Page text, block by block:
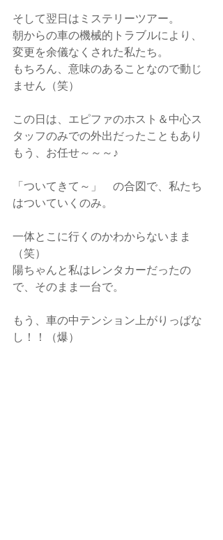
そして翌日はミステリーツアー。
朝からの車の機械的トラブルにより、
変更を余儀なくされた私たち。
もちろん、意味のあることなので動じ
ません（笑）
この日は、エピファのホスト＆中心ス
タッフのみでの外出だったこともあり
もう、お任せ～～～♪
「ついてきて～」　の合図で、私たち
はついていくのみ。
一体とこに行くのかわからないまま
（笑）
陽ちゃんと私はレンタカーだったの
で、そのまま一台で。
もう、車の中テンション上がりっぱな
し！！（爆）